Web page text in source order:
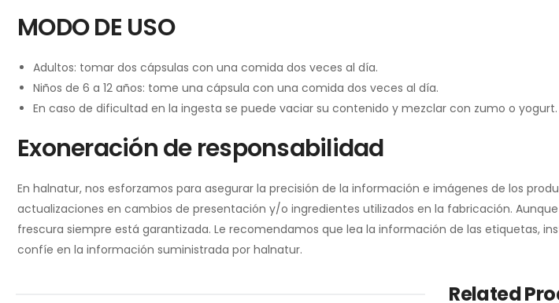
MODO DE USO
Adultos: tomar dos cápsulas con una comida dos veces al día.
Niños de 6 a 12 años: tome una cápsula con una comida dos veces al día.
En caso de dificultad en la ingesta se puede vaciar su contenido y mezclar con zumo o yogurt.
Exoneración de responsabilidad
En halnatur, nos esforzamos para asegurar la precisión de la información e imágenes de los
actualizaciones en cambios de presentación y/o ingredientes utilizados en la fabricación.
frescura siempre está garantizada. Le recomendamos que lea la información de las etiquetas,
confíe en la información suministrada por halnatur.
Related